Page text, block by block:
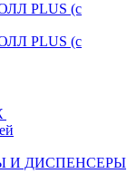
PLUS (с
PLUS (с
И ДИСПЕНСЕРЫ